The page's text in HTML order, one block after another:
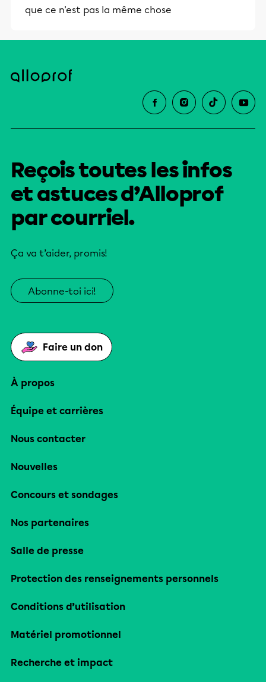
que ce n'est pas la même chose
Reçois toutes les infos
et astuces d’Alloprof
par courriel.
Ça va t’aider, promis!
Abonne-toi ici!
Faire un don
À propos
Équipe et carrières
Nous contacter
Nouvelles
Concours et sondages
Nos partenaires
Salle de presse
Protection des renseignements personnels
Conditions d’utilisation
Matériel promotionnel
Recherche et impact